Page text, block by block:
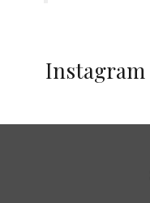
Instagram